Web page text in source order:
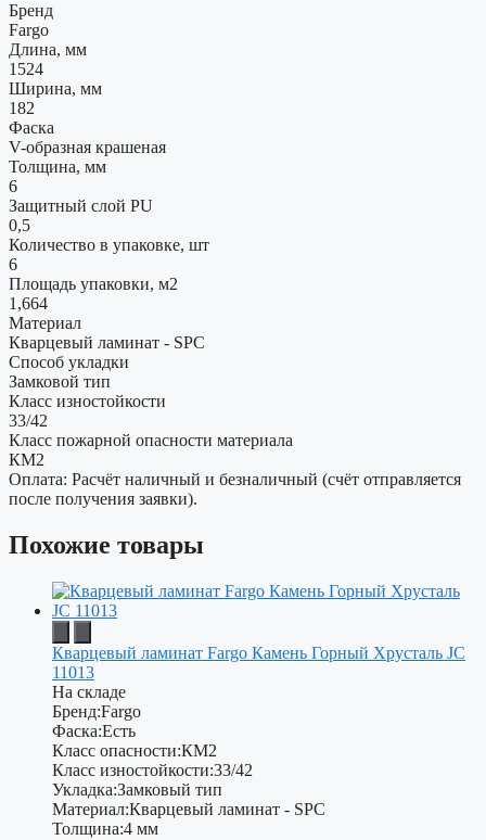
Бренд
Fargo
Длина, мм
1524
Ширина, мм
182
Фаска
V-образная крашеная
Толщина, мм
6
Защитный слой PU
0,5
Количество в упаковке, шт
6
Площадь упаковки, м2
1,664
Материал
Кварцевый ламинат - SPC
Способ укладки
Замковой тип
Класс изностойкости
33/42
Класс пожарной опасности материала
КМ2
Оплата: Расчёт наличный и безналичный (счёт отправляется
после получения заявки).
Похожие товары
Кварцевый ламинат Fargo Камень Горный Хрусталь JC
11013
На складе
Бренд:Fargo
Фаска:Есть
Класс опасности:КМ2
Класс изностойкости:33/42
Укладка:Замковый тип
Материал:Кварцевый ламинат - SPC
Толщина:4 мм